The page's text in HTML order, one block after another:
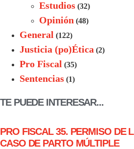
Estudios (32)
Opinión (48)
General (122)
Justicia (po)Ética (2)
Pro Fiscal (35)
Sentencias (1)
TE PUEDE INTERESAR...
PRO FISCAL 35. PERMISO DE
CASO DE PARTO MÚLTIPLE